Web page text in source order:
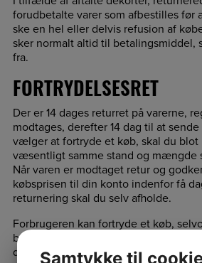
forudbetalte varer som afbestilles før
ske en hel eller delvis refusion af
sker normalt altid til betalingsmiddel,
fra.
FORTRYDELSESRET
Der er 14 dages returret på varerne,
modtages, derefter 14 dag til at
vælger at fortryde et køb, skal du blot
væsentligt samme stand og mængde
Når varen er modtaget retur og
købsprisen til din konto indenfor få
returnering skal du selv afholde.
Forbrugeren kan fortryde et køb,
brugt. En vare er kun brugt, hvis den
der er muligt ved at afprøve varen i en
Samtykke til